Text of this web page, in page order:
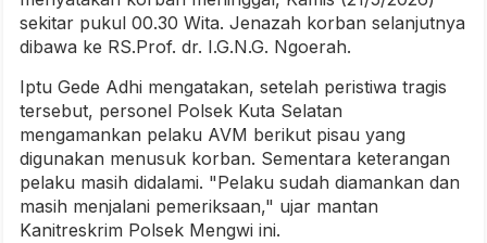
sekitar pukul 00.30 Wita. Jenazah korban selanjutnya
dibawa ke RS.Prof. dr. I.G.N.G. Ngoerah.
Iptu Gede Adhi mengatakan, setelah peristiwa tragis
tersebut, personel Polsek Kuta Selatan
mengamankan pelaku AVM berikut pisau yang
digunakan menusuk korban. Sementara keterangan
pelaku masih didalami. "Pelaku sudah diamankan dan
masih menjalani pemeriksaan," ujar mantan
Kanitreskrim Polsek Mengwi ini.